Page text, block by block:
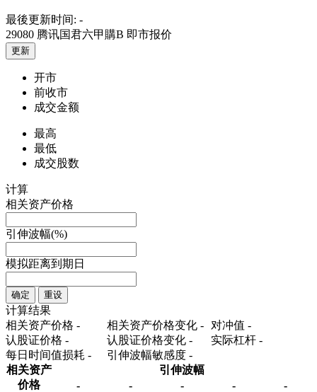
最後更新时间: -
29080 腾讯国君六甲購B 即市报价
更新
开市
前收市
成交金额
最高
最低
成交股数
计算
相关资产价格
引伸波幅(%)
模拟距离到期日
确定 重设
计算结果
相关资产价格 - 相关资产价格变化 - 对冲值 -
认股证价格 - 认股证价格变化 - 实际杠杆 -
每日时间值损耗 - 引伸波幅敏感度 -
相关资产
价格
引伸波幅
-
- - - -